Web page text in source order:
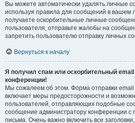
Вы можете автоматически удалять личные
используя правила для сообщений в вашем
получаете оскорбительные личные
пользователя, отправьте жалобы на
запретить пользователю отправку личных
Вернуться к началу
Я получил спам или оскорбительный email
конференции!
Мы сожалеем об этом. Форма отправки
включает меры предосторожности и
пользователей, отправляющих подобные
сообщение администратору конференции с
письма. Очень важно включить все